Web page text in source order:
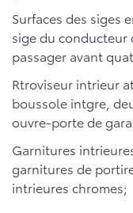
Surfaces des siges
sige du conducteur
passager avant
Rtroviseur intrieur
boussole intgre,
ouvre-porte de
Garnitures
garnitures de
intrieures chromes;